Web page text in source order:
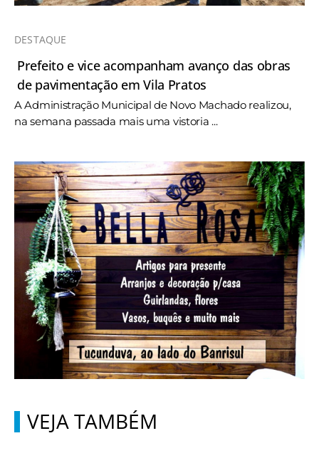
DESTAQUE
Prefeito e vice acompanham avanço das obras
de pavimentação em Vila Pratos
A Administração Municipal de Novo Machado realizou,
na semana passada mais uma vistoria ...
VEJA TAMBÉM